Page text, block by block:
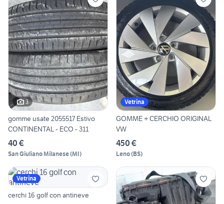
3
gomme usate 2055517 Estivo
CONTINENTAL - ECO - 311
40 €
San Giuliano Milanese(MI)
Vetrina
GOMME + CERCHIO ORIGINAL
VW
450 €
Leno(BS)
Vetrina
cerchi 16 golf con antineve